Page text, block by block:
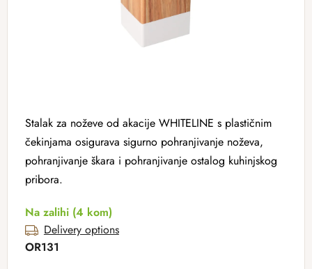
Stalak za noževe od akacije WHITELINE s plastičnim
čekinjama osigurava sigurno pohranjivanje noževa,
pohranjivanje škara i pohranjivanje ostalog kuhinjskog
pribora.
Na zalihi (4 kom)
Delivery options
OR131